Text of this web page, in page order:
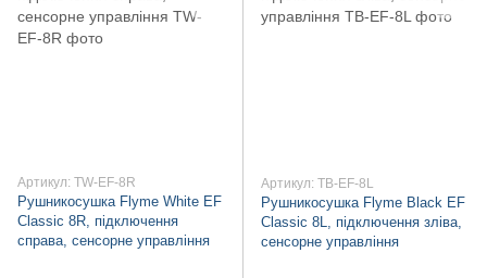
Артикул: TW-EF-8R
Рушникосушка Flyme White EF
Classic 8R, підключення
справа, сенсорне управління
Артикул: TB-EF-8L
Рушникосушка Flyme Black EF
Classic 8L, підключення зліва,
сенсорне управління